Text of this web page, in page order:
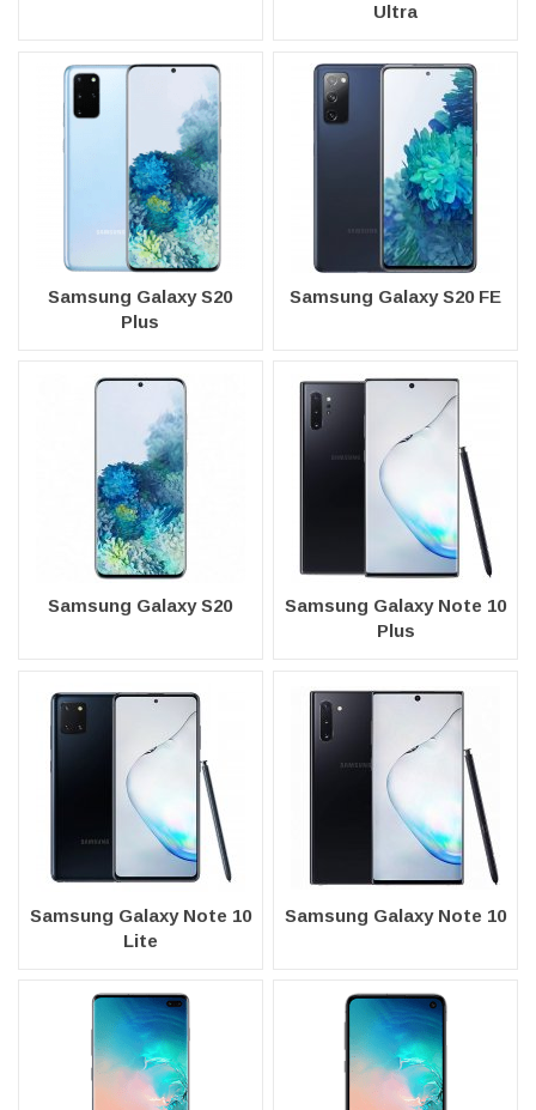
Ultra
Samsung Galaxy S20
Plus
Samsung Galaxy S20 FE
Samsung Galaxy S20
Samsung Galaxy Note 10
Plus
Samsung Galaxy Note 10
Lite
Samsung Galaxy Note 10